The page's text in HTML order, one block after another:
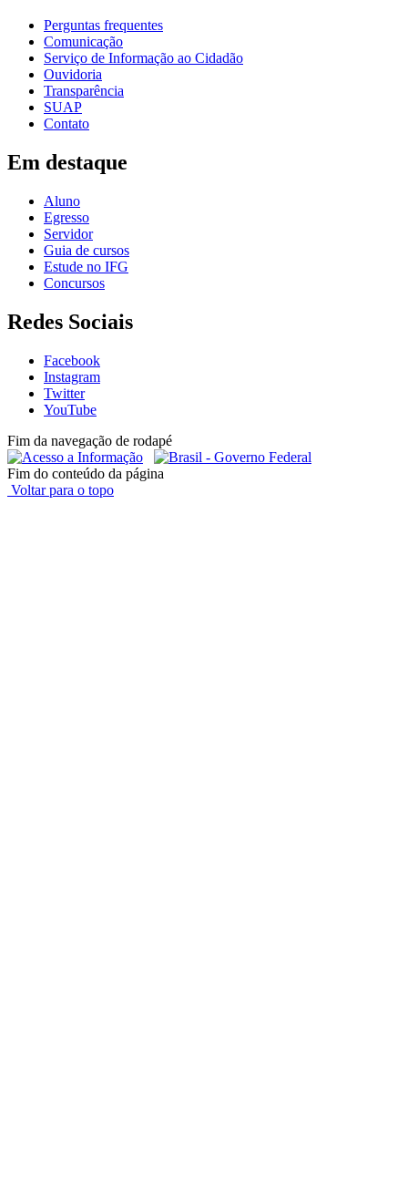
Perguntas frequentes
Comunicação
Serviço de Informação ao Cidadão
Ouvidoria
Transparência
SUAP
Contato
Em destaque
Aluno
Egresso
Servidor
Guia de cursos
Estude no IFG
Concursos
Redes Sociais
Facebook
Instagram
Twitter
YouTube
Fim da navegação de rodapé
Fim do conteúdo da página
Voltar para o topo